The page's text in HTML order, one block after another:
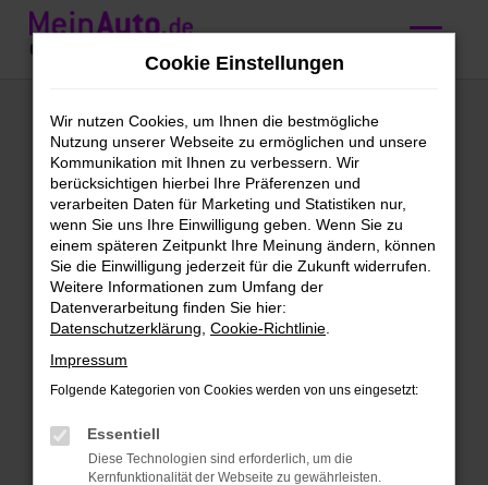
Zum
Hauptinhalt
BMW
Gebrauchtwagen
kaufen mit
Lieferservice nach
Stuttgart
Qualität für Stuttgart
BMW Gebrauchtwagen sind unser
täglich Brot. Wir bieten dir eine enorme
Bandbreite an Fahrzeugen und lassen
Cookie Einstellungen
Wir nutzen Cookies, um Ihnen die bestmögliche
Nutzung unserer Webseite zu ermöglichen und unsere
Kommunikation mit Ihnen zu verbessern. Wir
berücksichtigen hierbei Ihre Präferenzen und
verarbeiten Daten für Marketing und Statistiken nur,
wenn Sie uns Ihre Einwilligung geben. Wenn Sie zu
einem späteren Zeitpunkt Ihre Meinung ändern, können
Sie die Einwilligung jederzeit für die Zukunft widerrufen.
Weitere Informationen zum Umfang der
Datenverarbeitung finden Sie hier:
Datenschutzerklärung Cookie-Richtlinie
Impressum
Folgende Kategorien von Cookies werden von uns eingesetzt:
Essentiell
Diese Technologien sind erforderlich, um die
Kernfunktionalität der Webseite zu gewährleisten.